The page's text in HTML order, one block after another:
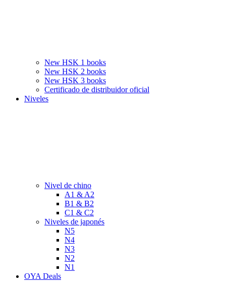
New HSK 1 books
New HSK 2 books
New HSK 3 books
Certificado de distribuidor oficial
Niveles
Nivel de chino
A1 & A2
B1 & B2
C1 & C2
Niveles de japonés
N5
N4
N3
N2
N1
OYA Deals